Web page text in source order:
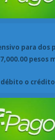
para dos
pesos
o